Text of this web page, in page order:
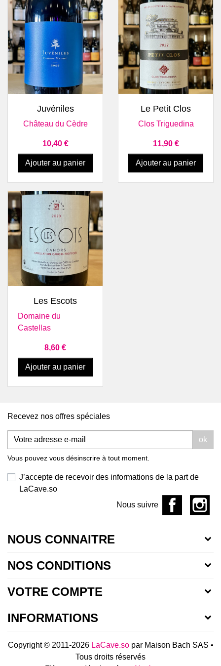
Juvéniles
Château du Cèdre
Prix
10,40 €
Ajouter au panier
Le Petit Clos
Clos Triguedina
Prix
11,90 €
Ajouter au panier
Les Escots
Domaine du
Castellas
Prix
8,60 €
Ajouter au panier
Recevez nos offres spéciales
ok
Vous pouvez vous désinscrire à tout moment.
J’accepte de recevoir des informations de la part de
LaCave.so
Nous suivre
NOUS CONNAITRE
NOS CONDITIONS
VOTRE COMPTE
INFORMATIONS
Copyright © 2011-2026 LaCave.sopar Maison Bach SAS •
Tous droits réservés